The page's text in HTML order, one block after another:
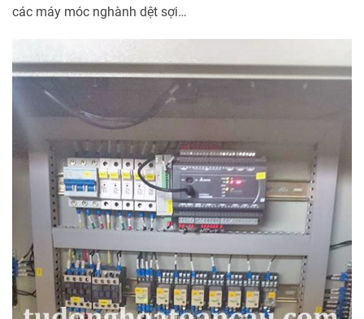
các máy móc nghành dệt sợi…